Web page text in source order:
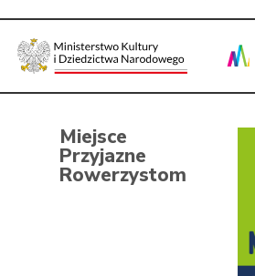
Miejsce
Przyjazne
Rowerzystom